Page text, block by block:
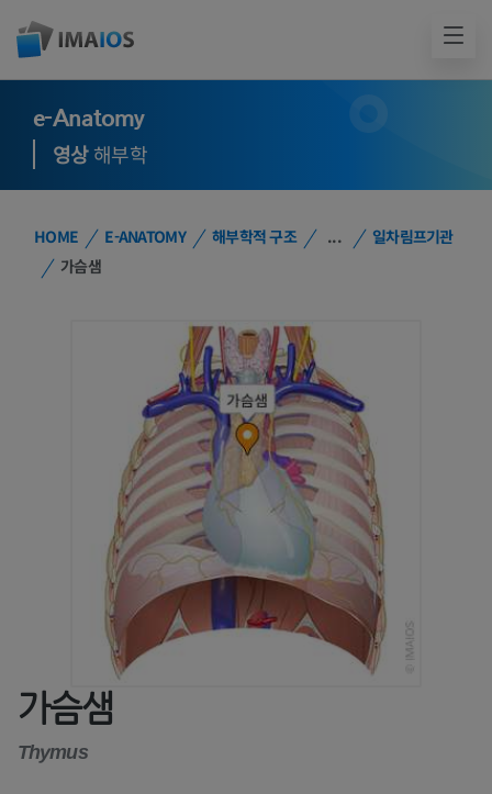
e-Anatomy
영상해부학
HOME E-ANATOMY 해부학적 구조 ...
일차림프기관
가슴샘
가슴샘
Thymus